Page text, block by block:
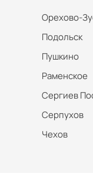
Орехово-
Подольск
Пушкино
Раменское
Сергиев
Серпухов
Чехов